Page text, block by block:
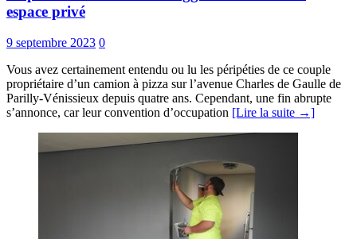
espace privé
9 septembre 2023 0
Vous avez certainement entendu ou lu les péripéties de ce couple
propriétaire d’un camion à pizza sur l’avenue Charles de Gaulle de
Parilly-Vénissieux depuis quatre ans. Cependant, une fin abrupte
s’annonce, car leur convention d’occupation [Lire la suite →]